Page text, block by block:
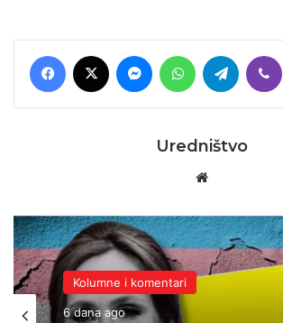
Facebook MessengerWhatsAppTelegram
Uredništvo
Kolumne i komentari
6 dana ago